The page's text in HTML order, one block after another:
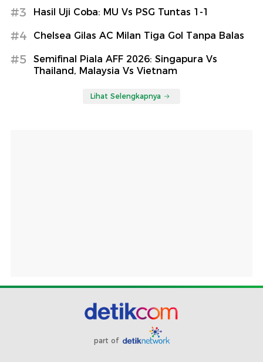
#3 Hasil Uji Coba: MU Vs PSG Tuntas 1-1
#4 Chelsea Gilas AC Milan Tiga Gol Tanpa Balas
#5
Semifinal Piala AFF 2026: Singapura Vs
Thailand, Malaysia Vs Vietnam
Lihat Selengkapnya
part of